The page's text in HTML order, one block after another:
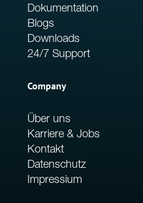
Dokumentation
Blogs
Downloads
24/7 Support
Company
Über uns
Karriere & Jobs
Kontakt
Datenschutz
Impressium